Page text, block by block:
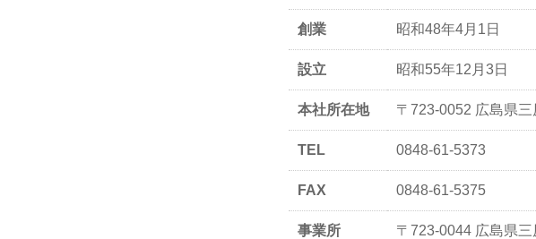
創業 昭和48年4月1日
設立 昭和55年12月3日
本社所在地 〒723-0052 広島県
TEL 0848-61-5373
FAX 0848-61-5375
事業所 〒723-0044 広島県